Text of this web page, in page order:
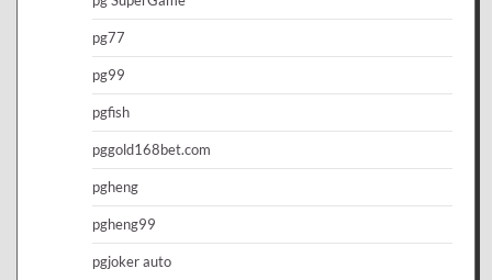
pg77
pg99
pgfish
pggold168bet.com
pgheng
pgheng99
pgjoker auto